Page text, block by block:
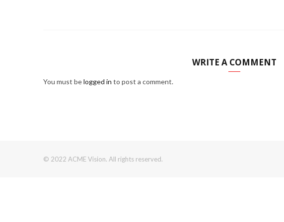
WRITE A COMMENT
You must belogged in to post a comment.
© 2022 ACME Vision. All rights reserved.